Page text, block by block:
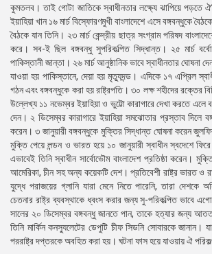
কুমতলব। তাই গোটা জাতিকে স্বাধীনতার লক্ষ্যে ঝাপিয়ে পড়তে
ইয়াহিয়া খান ১৬ মার্চ বিস্ফোরণমুখী বাংলাদেশে এসে বঙ্গবন্ধুকে
বৈঠকে যান তিনি। ২৩ মার্চ কেন্দ্রীয় ছাত্র সংগ্রাম পরিষদ
করে। সব-ই ছিল বঙ্গবন্ধু সুপরিকল্পিত সিদ্ধান্ত। ২৫ মার্চ
পাকিস্তানী জান্তা। ২৬ মার্চ আনুষ্ঠানিক ভাবে স্বাধীনতার ঘোষনা
যাওয়া হয় পাকিস্তানে, দেয়া হয় মৃত্যুদন্ড। এদিকে ১৭ এপ্রিল
গঠন এবং বঙ্গবন্ধুকে করা হয় রাষ্ট্রপতি। ৩০ লক্ষ শহীদের রক্তের
উল্লেখ্য ১১ নভেম্বর ইয়াহিয়া ও ভুট্টো কারাগারে দেখা করতে এলে
দেন। ২ ডিসেম্বর কারাগারে ইয়াহিয়া সমঝোতার প্রস্তাব দিলে
করেন। ৩ জানুয়ারী বঙ্গবন্ধুকে মুক্তির সিদ্ধান্ত ঘোষনা করেন
মুক্তি পেয়ে লন্ডন ও ভারত হয়ে ১০ জানুয়ারী স্বাধীন স্বদেশে
এভাবেই তিনি স্বাধীন সার্বোভৌম বাংলাদেশ প্রতিষ্ঠা করেন।
আমেরিকা, চীন সহ অন্য কয়েকটি দেশ। প্রতিবেশী রাষ্ট্র ভারত ও
যুদ্ধে পরাজয়ের গ্লানি যারা মেনে নিতে পারেনি, তারা দেশকে
চেতনার রাষ্ট্র ব্যবস্থাকে ধ্বংস করার জন্য সু-পরিকল্পিত ভাবে
সালের ২০ ডিসেম্বর বঙ্গবন্ধু জানতে পান, তাকে হত্যার জন্য
তিনি মার্কিন কনস্যুলেটের ডেপুটি চীফ সিডনি সোবারকে জানান।
পররাষ্ট্র দপ্তরকে অবহিত করা হয়। ঘটনা ফাস হয়ে যাওয়ায় ঐ